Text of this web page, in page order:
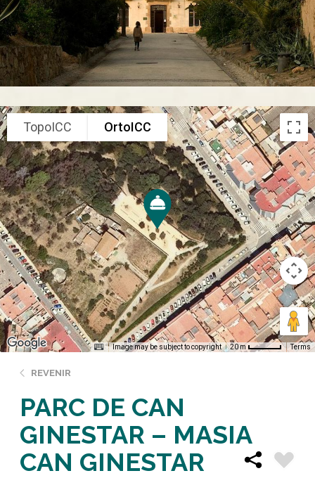
TopoICC OrtoICC
Image may be subject to copyright 20 m Terms
REVENIR
PARC DE CAN
GINESTAR – MASIA
CAN GINESTAR